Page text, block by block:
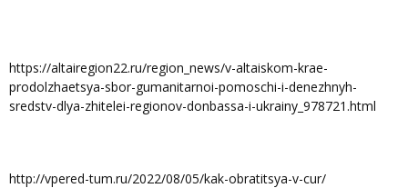
https://altairegion22.ru/region_news/v-altaiskom-krae-
prodolzhaetsya-sbor-gumanitarnoi-pomoschi-i-denezhnyh-
sredstv-dlya-zhitelei-regionov-donbassa-i-ukrainy_978721.html
http://vpered-tum.ru/2022/08/05/kak-obratitsya-v-cur/